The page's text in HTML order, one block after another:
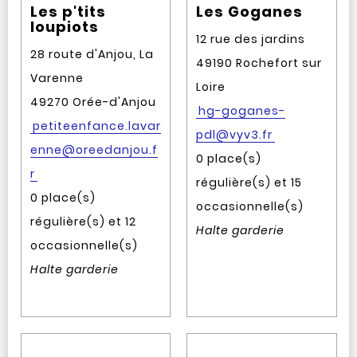
Les p'tits
loupiots
28 route d'Anjou, La
Varenne
49270 Orée-d'Anjou
petiteenfance.lavar
enne@oreedanjou.f
r
0 place(s)
régulière(s) et 12
occasionnelle(s)
Halte garderie
Les Goganes
12 rue des jardins
49190 Rochefort sur
Loire
hg-goganes-
pdl@vyv3.fr
0 place(s)
régulière(s) et 15
occasionnelle(s)
Halte garderie